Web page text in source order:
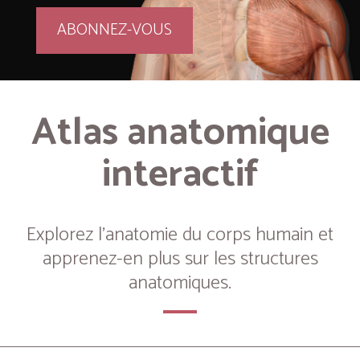
ABONNEZ-VOUS
Atlas anatomique
interactif
Explorez l’anatomie du corps humain et
apprenez-en plus sur les structures
anatomiques.